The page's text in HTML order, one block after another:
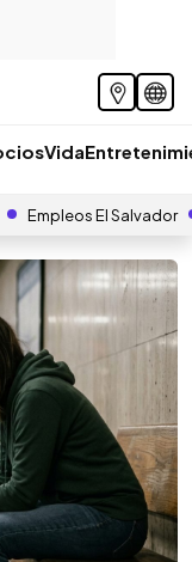
Vida
Empleos El Salvador